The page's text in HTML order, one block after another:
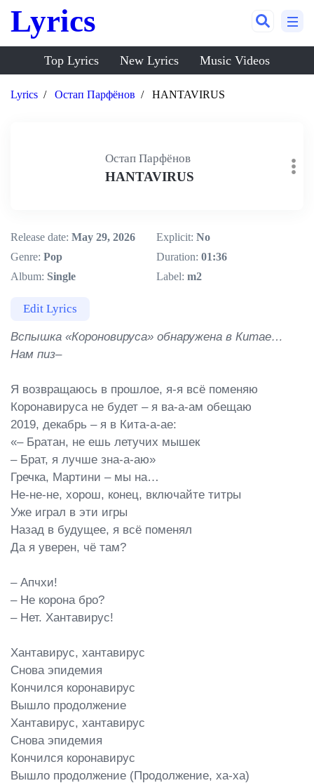
Lyrics
Top Lyrics New Lyrics Music Videos
Lyrics Остап Парфёнов HANTAVIRUS
Остап Парфёнов
HANTAVIRUS
Release date: May 29, 2026
Genre: Pop
Album: Single
Explicit: No
Duration: 01:36
Label: m2
Edit Lyrics
Вспышка «Короновируса» обнаружена в Китае…
Нам пиз–
Я возвращаюсь в прошлое, я-я всё поменяю
Коронавируса не будет – я ва-а-ам обещаю
2019, декабрь – я в Кита-а-ае:
«– Братан, не ешь летучих мышек
– Брат, я лучше зна-а-аю»
Гречка, Мартини – мы на…
Не-не-не, хорош, конец, включайте титры
Уже играл в эти игры
Назад в будущее, я всё поменял
Да я уверен, чё там?
– Апчхи!
– Не корона бро?
– Нет. Хантавирус!
Хантавирус, хантавирус
Снова эпидемия
Кончился коронавирус
Вышло продолжение
Хантавирус, хантавирус
Снова эпидемия
Кончился коронавирус
Вышло продолжение (Продолжение, ха-ха)